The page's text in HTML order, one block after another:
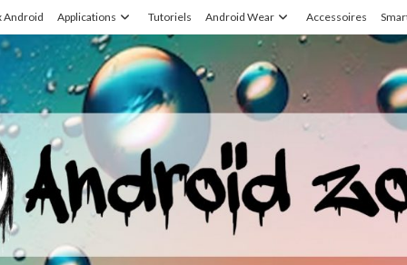
Android Applications Tutoriels Android Wear Accessoires